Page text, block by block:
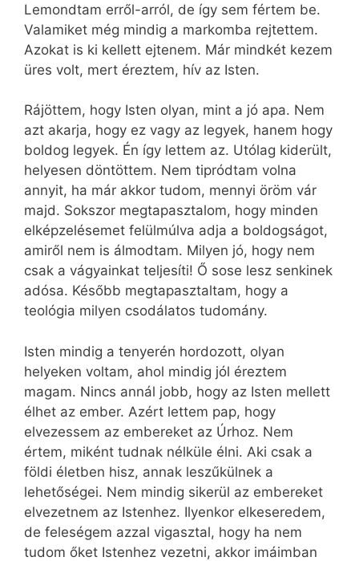
Lemondtam erről-arról, de így sem fértem be.
Valamiket még mindig a markomba rejtettem.
Azokat is ki kellett ejtenem. Már mindkét kezem
üres volt, mert éreztem, hív az Isten.
Rájöttem, hogy Isten olyan, mint a jó apa. Nem
azt akarja, hogy ez vagy az legyek, hanem hogy
boldog legyek. Én így lettem az. Utólag kiderült,
helyesen döntöttem. Nem tipródtam volna
annyit, ha már akkor tudom, mennyi öröm vár
majd. Sokszor megtapasztalom, hogy minden
elképzelésemet felülmúlva adja a boldogságot,
amiről nem is álmodtam. Milyen jó, hogy nem
csak a vágyainkat teljesíti! Ő sose lesz senkinek
adósa. Később megtapasztaltam, hogy a
teológia milyen csodálatos tudomány.
Isten mindig a tenyerén hordozott, olyan
helyeken voltam, ahol mindig jól éreztem
magam. Nincs annál jobb, hogy az Isten mellett
élhet az ember. Azért lettem pap, hogy
elvezessem az embereket az Úrhoz. Nem
értem, miként tudnak nélküle élni. Aki csak a
földi életben hisz, annak leszűkülnek a
lehetőségei. Nem mindig sikerül az embereket
elvezetnem az Istenhez. Ilyenkor elkeseredem,
de feleségem azzal vigasztal, hogy ha nem
tudom őket Istenhez vezetni, akkor imáimban